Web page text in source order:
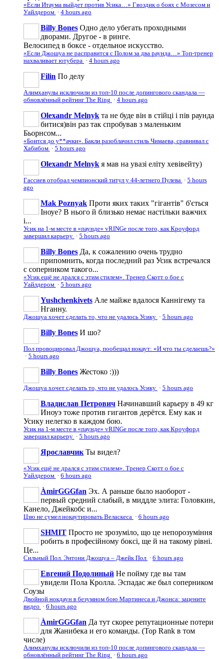
«Если Итаума выйдет против Усика…» Гвоздик о боях с Мозесом и
Уайлдером · 4 hours ago
Billy Bones Одно дело убегать проходными
дворами. Другое - в ринге.
Велосипед в боксе - отдельное искусство.
«Если Джошуа не расправится с Полом за два раунда…» Топ-тренер
нахваливает ютубера · 4 hours ago
Filin По делу
Алимханулы исключили из топ-10 после допингового скандала —
обновлённый рейтинг The Ring · 4 hours ago
Olexandr Melnyk та не буде він в стійці і пів раунда
битися)він раз так спробував з маленьким
Бьорнсом...
«Боится до у**ачки». Бакли разоблачил стиль Чимаева, сравнивал с
Хабибом · 5 hours ago
Olexandr Melnyk я мав на увазі еліту хевівейту)
Гассиев отобрал чемпионский титул у 44-летнего Пулева · 5 hours
ago
Mak Poznyak Проти яких таких "гігантів" б'ється
Іноуе? В нього й близько немає настільки важчих
і...
Усик на 1-м месте в «паунде» vRINGe после того, как Кроуфорд
завершил карьеру · 5 hours ago
Billy Bones Да, к сожалению очень трудно
припомнить, когда последний раз Усик встречался
с соперником такого...
«Усик ещё не дрался с этим стилем». Тренер Скотт о бое с
Уайлдером · 5 hours ago
Yushchenkivets Але майже вдалося Каннігему та
Нганну.
Джошуа хочет сделать то, что не удалось Усику · 5 hours ago
Billy Bones И шо?
Пол провоцировал Джошуа, пообещал нокаут: «И что ты сделаешь?»
· 5 hours ago
Billy Bones Жестоко :)))
Джошуа хочет сделать то, что не удалось Усику · 5 hours ago
Владислав Петрович Начинавший карьеру в 49 кг
Иноуэ тоже против гигантов дерётся. Ему как и
Усику нелегко в каждом бою.
Усик на 1-м месте в «паунде» vRINGe после того, как Кроуфорд
завершил карьеру · 5 hours ago
Ярославчик Ты видел?
«Усик ещё не дрался с этим стилем». Тренер Скотт о бое с
Уайлдером · 6 hours ago
ÀmirGGGfan Эх. А раньше было наоборот -
первый средний слабый, в миддле элита: Головкин,
Канело, Джейкобс и...
Цзю не сумел нокаутировать Веласкеса · 6 hours ago
SHMIT Просто не зрозуміло, що це непорозуміння
робить в професійному боксі, ще й на такому рівні.
Це...
Сильный Пол. Энтони Джошуа – Джейк Пол · 6 hours ago
Евгений Подолиный Не пойму где вы там
увидели Пола Кролла. Эспадас же был соперником
Соузы
Двойной нокдаун в безумном бою Мартинеса и Джонса: зацените
видео · 6 hours ago
ÀmirGGGfan Да тут скорее репутационные потери
для Жанибека и его команды. (Top Rank в том
числе)
Алимханулы исключили из топ-10 после допингового скандала —
обновлённый рейтинг The Ring · 6 hours ago